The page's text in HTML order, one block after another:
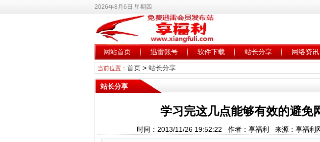
2026年8月6日 星期四
网站首页 迅雷账号 软件下载 站长分享 网络资讯
当前位置： 首页> 站长分享
站长分享
学习完这几点能够有效的避免
时间：2013/11/26 19:52:22 作者：享福利 来源：享福利